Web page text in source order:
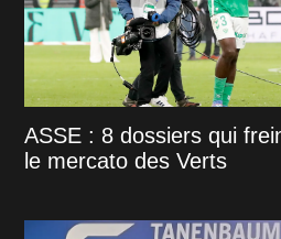
ASSE : 8 dossiers qui
le mercato des Verts